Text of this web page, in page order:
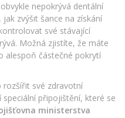
nepokrývá dentální
zvýšit šance na získání
své stávající
Možná zjistíte, že máte
alespoň částečné pokrytí
rozšířit své zdravotní
připojištění, které se
ministerstva